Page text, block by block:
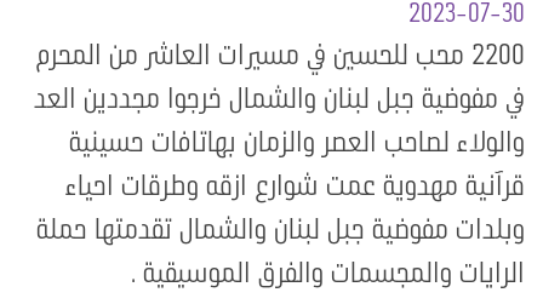
2023-07-30
2200 محب للحسين في مسيرات العاشر من المحرم
في مفوضية جبل لبنان والشمال خرجوا مجددين العد
والولاء لصاحب العصر والزمان بهاتافات حسينية
قرآنية مهدوية عمت شوارع ازقه وطرقات احياء
وبلدات مفوضية جبل لبنان والشمال تقدمتها حملة
الرايات والمجسمات والفرق الموسيقية .